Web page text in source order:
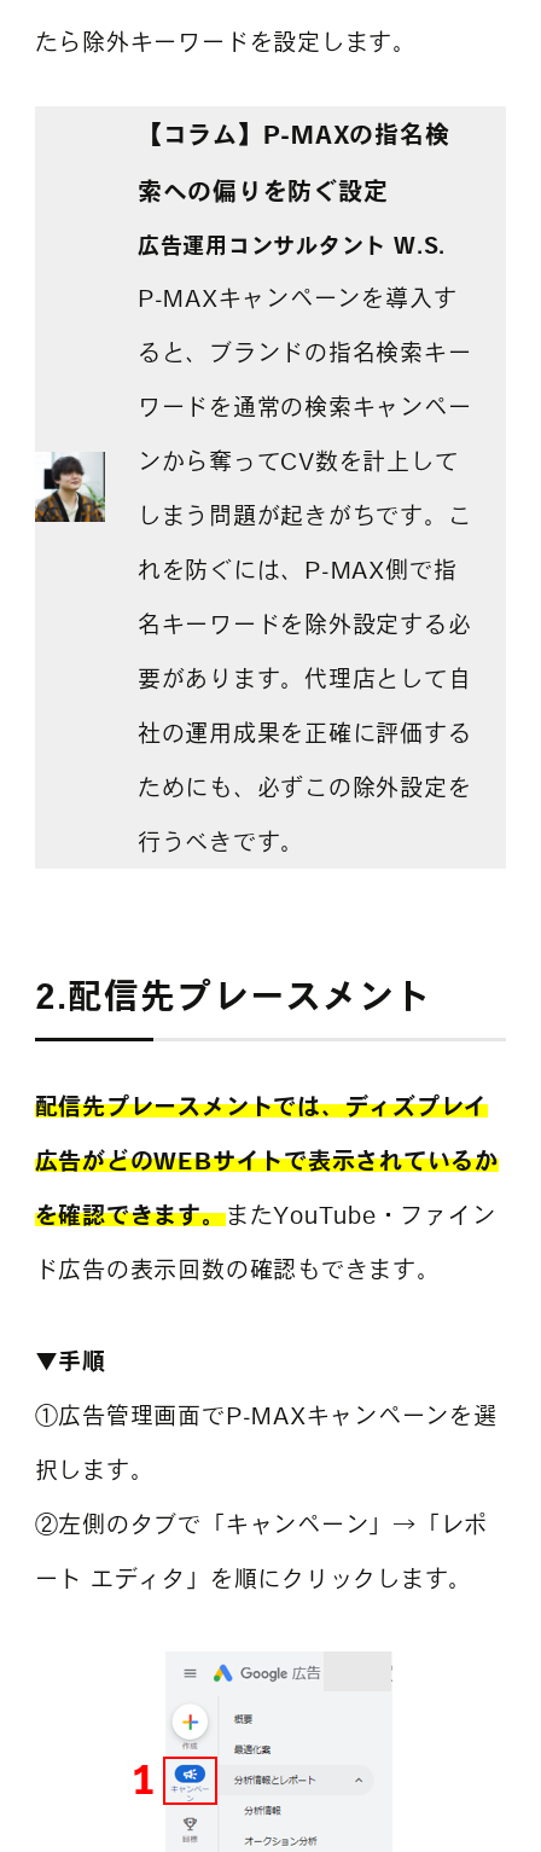
たら除外キーワードを設定します。
【コラム】 P-MAXの指名検
索への偏りを防ぐ設定
広告運用コンサルタント W.S.
P-MAXキャンペーンを導入す
ると、ブランドの指名検索キー
ワードを通常の検索キャンペー
ンから奪ってCV数を計上して
しまう問題が起きがちです。こ
れを防ぐには、P-MAX側で指
名キーワードを除外設定する必
要があります。代理店として自
社の運用成果を正確に評価する
ためにも、必ずこの除外設定を
行うべきです。
2.配信先プレースメント
配信先プレースメントでは、ディズプレイ
広告がどのWEBサイトで表示されているか
を確認できます。またYouTube・ファイン
ド広告の表示回数の確認もできます。
▼手順
①広告管理画面でP-MAXキャンペーンを選
択します。
②左側のタブで「キャンペーン」→「レポ
ート エディタ」を順にクリックします。